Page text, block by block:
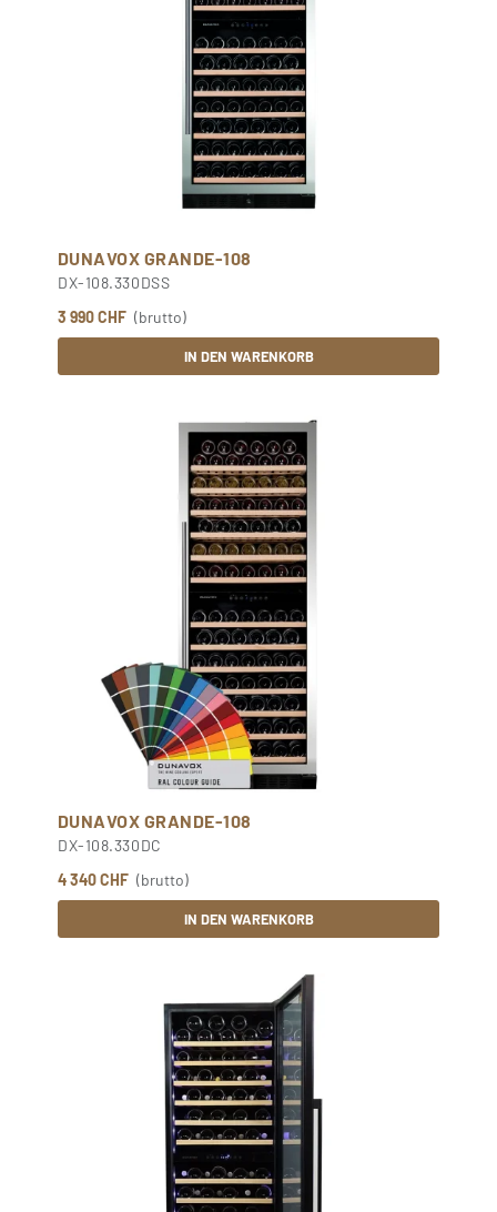
DUNAVOX GRANDE-108
DX-108.330DSS
3 990 CHF (brutto)
IN DEN WARENKORB
DUNAVOX GRANDE-108
DX-108.330DC
4 340 CHF (brutto)
IN DEN WARENKORB